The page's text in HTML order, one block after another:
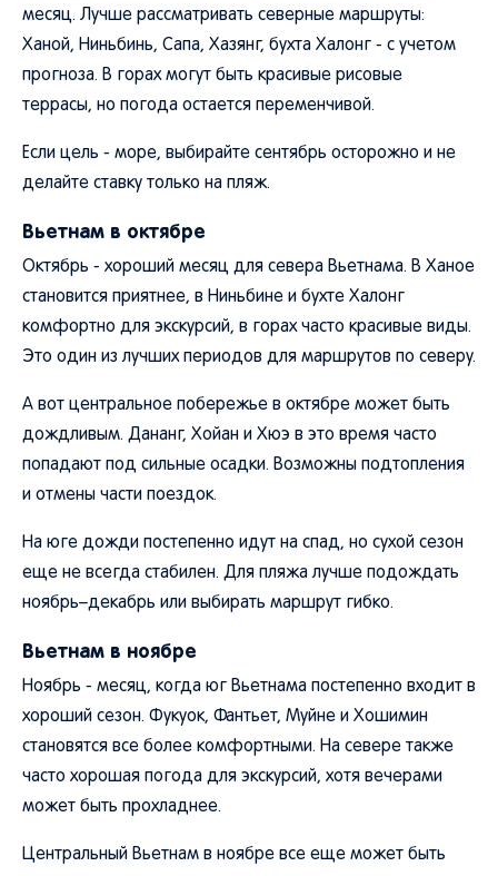
месяц. Лучше рассматривать северные маршруты:
Ханой, Ниньбинь, Сапа, Хазянг, бухта Халонг - с учетом
прогноза. В горах могут быть красивые рисовые
террасы, но погода остается переменчивой.
Если цель - море, выбирайте сентябрь осторожно и не
делайте ставку только на пляж.
Вьетнам в октябре
Октябрь - хороший месяц для севера Вьетнама. В Ханое
становится приятнее, в Ниньбине и бухте Халонг
комфортно для экскурсий, в горах часто красивые виды.
Это один из лучших периодов для маршрутов по северу.
А вот центральное побережье в октябре может быть
дождливым. Дананг, Хойан и Хюэ в это время часто
попадают под сильные осадки. Возможны подтопления
и отмены части поездок.
На юге дожди постепенно идут на спад, но сухой сезон
еще не всегда стабилен. Для пляжа лучше подождать
ноябрь–декабрь или выбирать маршрут гибко.
Вьетнам в ноябре
Ноябрь - месяц, когда юг Вьетнама постепенно входит в
хороший сезон. Фукуок, Фантьет, Муйне и Хошимин
становятся все более комфортными. На севере также
часто хорошая погода для экскурсий, хотя вечерами
может быть прохладнее.
Центральный Вьетнам в ноябре все еще может быть